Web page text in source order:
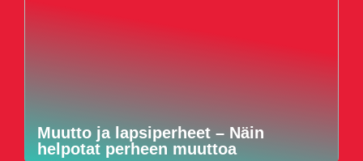
Muutto ja lapsiperheet – Näin
helpotat perheen muuttoa